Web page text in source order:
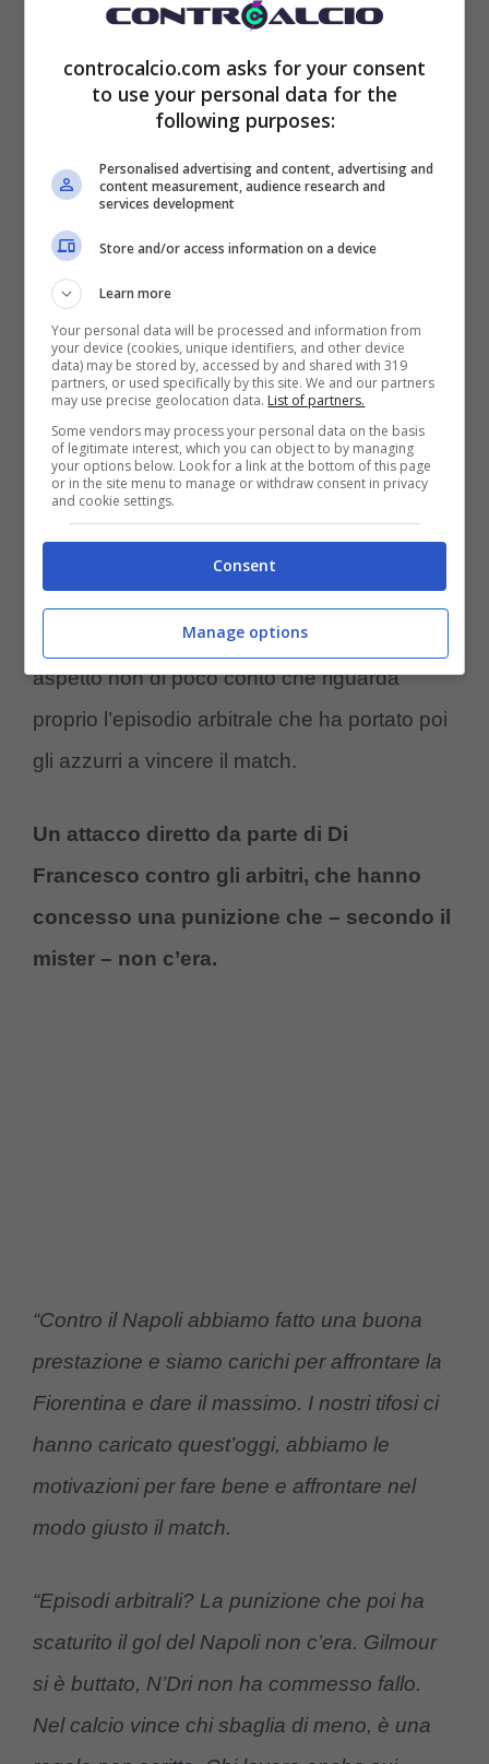
Eusebio Di Francesco (ansa foto) – controcalcio.com
Di Francesco recrimina
ancora, attacco al Napoli e
agli arbitri
Eusebio Di Francesco è intervenuto in
conferenza stampa alla viglia del match
contro la Fiorentina. L’allenatore si è
squadra, reduce dal ko interno contro il
Napoli. Inoltre, il mister ha sottolineato un
aspetto non di poco conto che riguarda
proprio l’episodio arbitrale che ha portato poi
gli azzurri a vincere il match.
Un attacco diretto da parte di Di
Francesco contro gli arbitri, che hanno
concesso una punizione che – secondo il
mister – non c’era.
“Contro il Napoli abbiamo fatto una buona
prestazione e siamo carichi per affrontare la
Fiorentina e dare il massimo. I nostri tifosi ci
hanno caricato quest’oggi, abbiamo le
motivazioni per fare bene e affrontare nel
modo giusto il match.
“Episodi arbitrali? La punizione che poi ha
scaturito il gol del Napoli non c’era. Gilmour
si è buttato, N’Dri non ha commesso fallo.
Nel calcio vince chi sbaglia di meno, è una
controcalcio.com asks for your consent
to use your personal data for the
following purposes:
Personalised advertising and content, advertising and
content measurement, audience research and
services development
Store and/or access information on a device
Learn more
Your personal data will be processed and information from
your device (cookies, unique identifiers, and other device
data) may be stored by, accessed by and shared with 319
partners, or used specifically by this site. We and our partners
may use precise geolocation data. List of partners.
Some vendors may process your personal data on the basis
of legitimate interest, which you can object to by managing
your options below. Look for a link at the bottom of this page
or in the site menu to manage or withdraw consent in privacy
and cookie settings.
Consent
Manage options